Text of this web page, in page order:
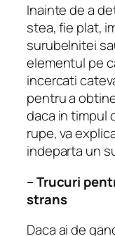
Inainte de a
stea, fie plat,
surubelnitei
elementul pe
incercati
pentrua
daca in timpul
rupe, va
indeparta un
– Trucuri
strans
Daca ai de